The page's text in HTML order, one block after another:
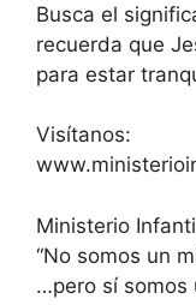
Busca el
recuerda que
para estar
Visítanos:
Ministerio
“No somos un
…pero sí somos